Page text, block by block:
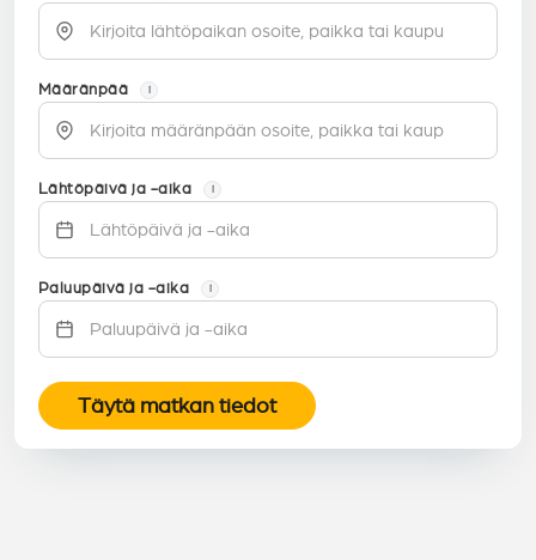
Määränpää i
Lähtöpäivä ja -aika i
Paluupäivä ja -aika i
Täytä matkan tiedot